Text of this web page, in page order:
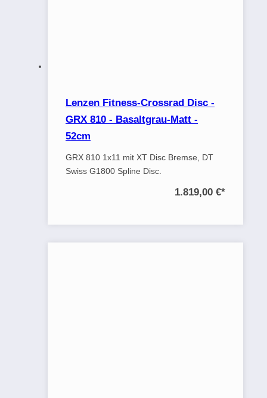
Lenzen Fitness-Crossrad Disc -
GRX 810 - Basaltgrau-Matt -
52cm
GRX 810 1x11 mit XT Disc Bremse, DT
Swiss G1800 Spline Disc.
1.819,00 €*